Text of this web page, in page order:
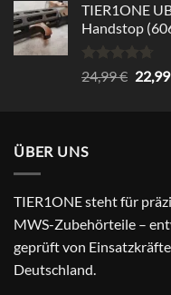
was:
29,99
TIER1ONE
Handstop
Rated4.67
out of 5
24,99€ 22,99
ÜBER UNS
TIER1ONE steht für
MWS-Zubehörteile –
geprüft von
Deutschland.